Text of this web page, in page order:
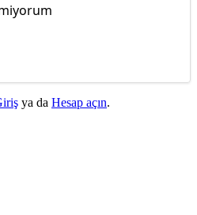
ya da Hesap açın.